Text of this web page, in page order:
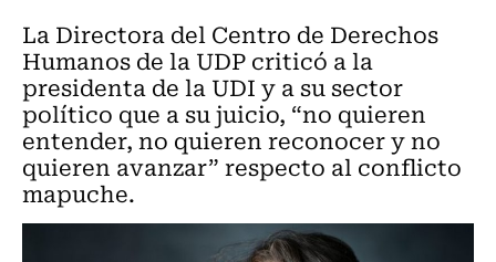
La Directora del Centro de Derechos
Humanos de la UDP criticó a la
presidenta de la UDI y a su sector
político que a su juicio, “no quieren
entender, no quieren reconocer y no
quieren avanzar” respecto al conflicto
mapuche.